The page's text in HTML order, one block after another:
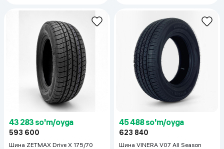
43 283 so'm/oyga
593 600
Шина ZETMAX Drive X 175/70
45 488 so'm/oyga
623 840
Шина VINERA V07 All Season